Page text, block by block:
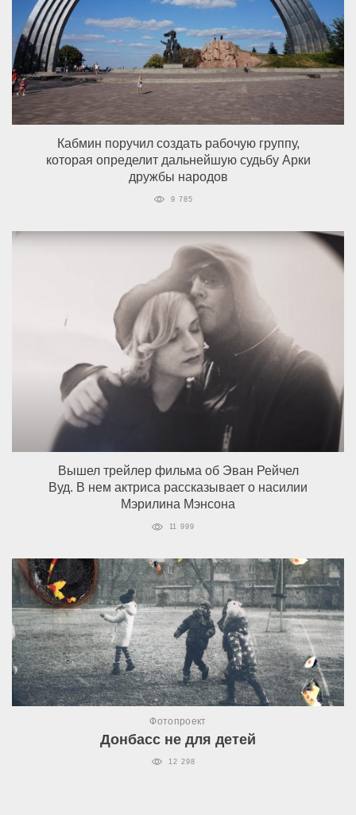
Кабмин поручил создать рабочую группу,
которая определит дальнейшую судьбу Арки
дружбы народов
9 785
Вышел трейлер фильма об Эван Рейчел
Вуд. В нем актриса рассказывает о насилии
Мэрилина Мэнсона
11 999
Фотопроект
Донбасс не для детей
12 298